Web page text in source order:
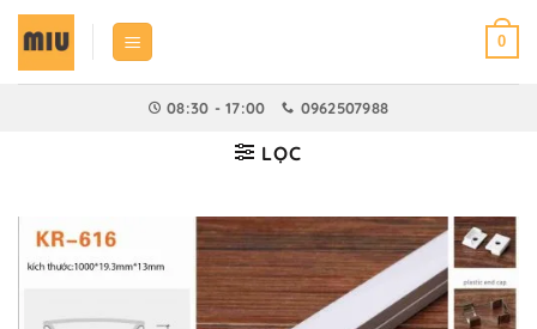
Bỏ
qua
nội
0
08:30 - 17:00 0962507988
LỌC